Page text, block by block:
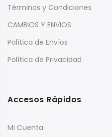
Términos y Condiciones
CAMBIOS Y ENVIOS
Política de Envíos
Política de Privacidad
Accesos Rápidos
Mi Cuenta